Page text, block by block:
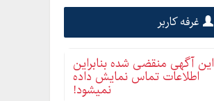
غرفه کاربر
این آگهی منقضی شده بنابراین
اطلاعات تماس نمایش داده
نمیشود!